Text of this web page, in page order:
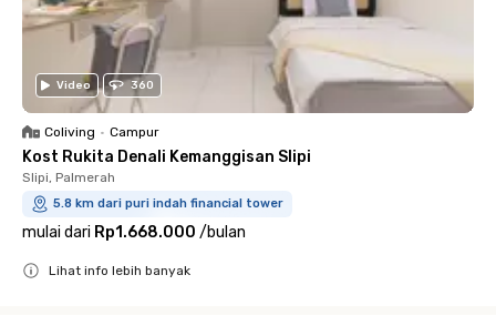
Video 360
Coliving • Campur
Kost Rukita Denali Kemanggisan Slipi
Slipi, Palmerah
5.8 km dari puri indah financial tower
mulai dari Rp1.668.000 /bulan
Lihat info lebih banyak